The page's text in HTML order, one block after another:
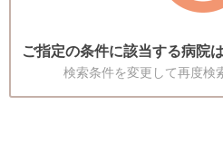
ご指定の条件に該当する病院
検索条件を変更して再度検